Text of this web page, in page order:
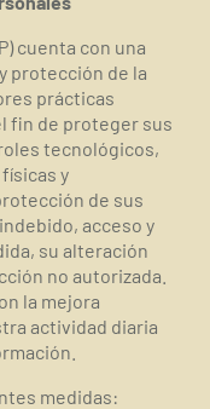
cuenta con una
protección de la
prácticas
fin de proteger sus
tecnológicos,
y
de sus
acceso y
su alteración
no autorizada.
la mejora
actividad diaria
medidas: